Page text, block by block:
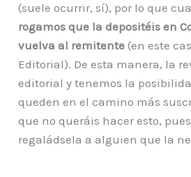
(suele ocurrir, sí), por lo que
rogamos que la depositéis en
vuelva al remitente (en este
Editorial). De esta manera, la
editorial y tenemos la
queden en el camino más
que no queráis hacer esto,
regaládsela a alguien que la